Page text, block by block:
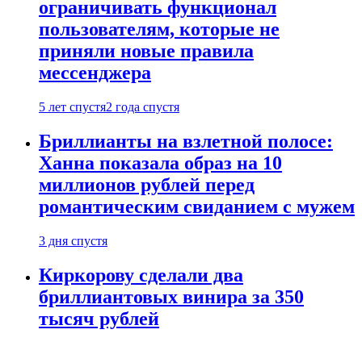
ограничивать функционал
пользователям, которые не
приняли новые правила
мессенджера
5 лет спустя2 года спустя
Бриллианты на взлетной полосе:
Ханна показала образ на 10
миллионов рублей перед
романтическим свиданием с мужем
3 дня спустя
Киркорову сделали два
бриллиантовых винира за 350
тысяч рублей